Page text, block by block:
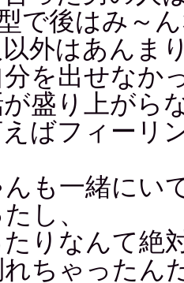
で後はみ～
外はあんま
を出せなか
盛り上がら
ばフィーリ
も一緒にい
し、
りなんて絶
ちゃったん